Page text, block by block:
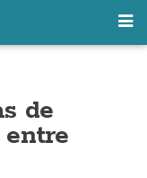
de